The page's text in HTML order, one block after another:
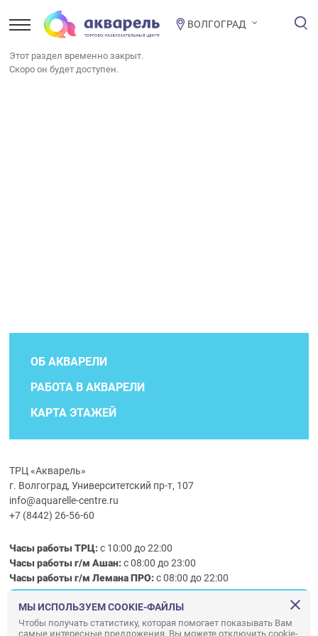
ВОЛГОГРАД
Этот раздел временно закрыт.
Скоро он будет доступен.
ОБ АКВАРЕЛИ
РАБОТА В АКВАРЕЛИ
КАРТА ЭТАЖЕЙ
ТРЦ «Акварель»
г. Волгоград, Университетский пр-т, 107
info@aquarelle-centre.ru
+7 (8442) 26-56-60
Часы работы ТРЦ:с 10:00 до 22:00
Часы работы г/м Ашан:с 08:00 до 23:00
Часы работыг/мЛемана ПРО:с 08:00 до 22:00
Правила посещения ТРЦ «Акварель»
МЫ ИСПОЛЬЗУЕМ COOKIE-ФАЙЛЫ
Чтобы получать статистику, которая помогает показывать Вам
самые интересные предложения. Вы можете отключить cookie-